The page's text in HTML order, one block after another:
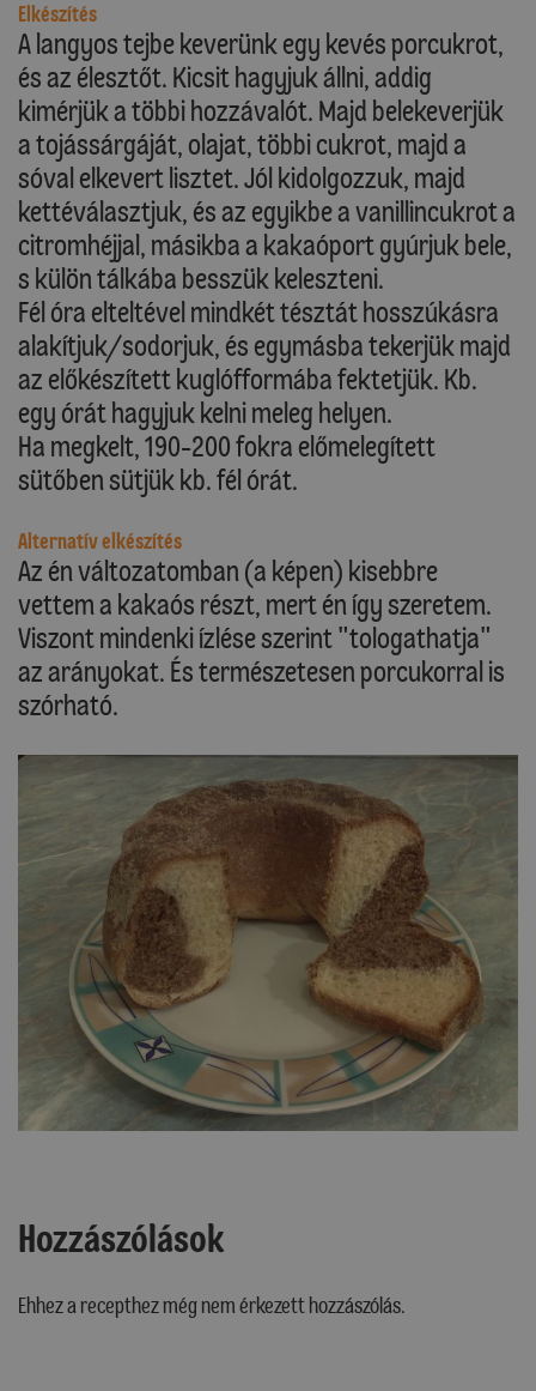
Elkészítés
A langyos tejbe keverünk egy kevés porcukrot,
és az élesztőt. Kicsit hagyjuk állni, addig
kimérjük a többi hozzávalót. Majd belekeverjük
a tojássárgáját, olajat, többi cukrot, majd a
sóval elkevert lisztet. Jól kidolgozzuk, majd
kettéválasztjuk, és az egyikbe a vanillincukrot a
citromhéjjal, másikba a kakaóport gyúrjuk bele,
s külön tálkába besszük keleszteni.
Fél óra elteltével mindkét tésztát hosszúkásra
alakítjuk/sodorjuk, és egymásba tekerjük majd
az előkészített kuglófformába fektetjük. Kb.
egy órát hagyjuk kelni meleg helyen.
Ha megkelt, 190-200 fokra előmelegített
sütőben sütjük kb. fél órát.
Alternatív elkészítés
Az én változatomban (a képen) kisebbre
vettem a kakaós részt, mert én így szeretem.
Viszont mindenki ízlése szerint "tologathatja"
az arányokat. És természetesen porcukorral is
szórható.
Hozzászólások
Ehhez a recepthez még nem érkezett hozzászólás.